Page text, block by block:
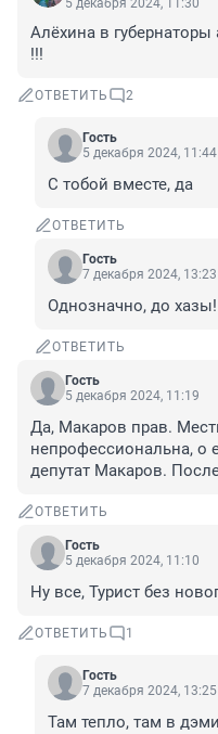
5 декабря 2024, 11:30
Алёхина в губернаторы
!!!
ОТВЕТИТЬ 2
Гость
5 декабря 2024, 11:44
С тобой вместе, да
ОТВЕТИТЬ
Гость
7 декабря 2024, 13:23
Однозначно, до
ОТВЕТИТЬ
Гость
5 декабря 2024, 11:19
Да, Макаров прав.
непрофессиональна, о
депутат Макаров.
ОТВЕТИТЬ
Гость
5 декабря 2024, 11:10
Ну все, Турист без
ОТВЕТИТЬ 1
Гость
7 декабря 2024, 13:25
Там тепло, там в